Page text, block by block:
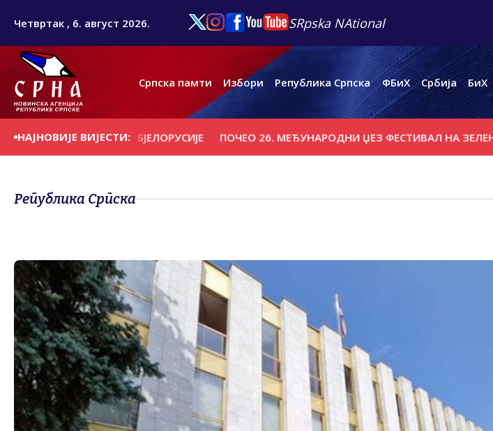
Четвртак , 6. август 2026. SRpska NAtional
Српска памти Избори Република Српска ФБиХ Србија БиХ
НАЈНОВИЈЕ ВИЈЕСТИ:
"ВИТЕБСК" ИЗ БЈЕЛОРУСИЈЕ ПОЧЕО 26. МЕЂУНАРОДНИ ЏЕЗ ФЕСТИВАЛ НА ЗЕЛЕНКОВЦУ
Република Српска